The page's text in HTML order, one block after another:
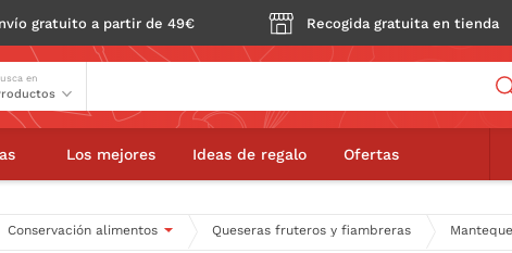
gratuito a partir de 49€ Recogida gratuita en tienda
en
Los mejores Ideas de regalo Ofertas
Conservación alimentos Queseras fruteros y fiambreras
Mantequera con tapa acrilica transparente